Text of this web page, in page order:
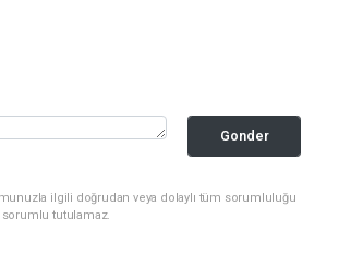
Gonder
ilgili doğrudan veya dolaylı tüm sorumluluğu
tutulamaz.